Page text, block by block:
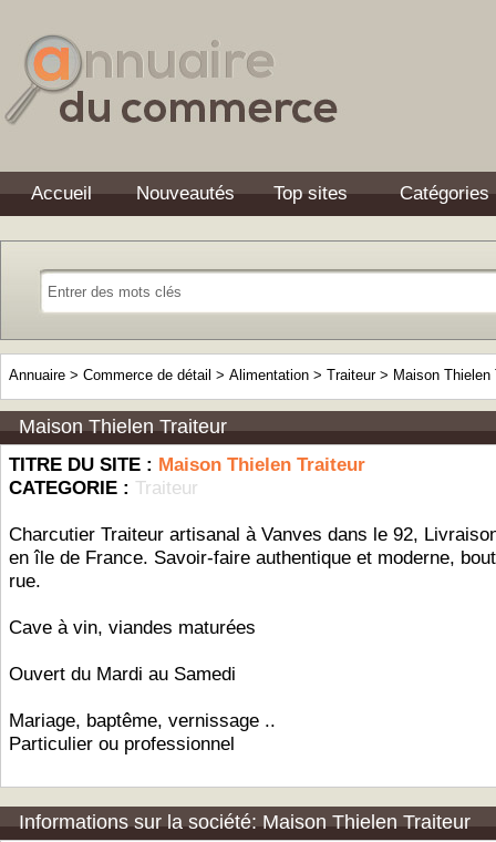
Accueil Nouveautés Top sites Catégories
Annuaire > Commerce de détail > Alimentation > Traiteur> Maison Thielen
Maison Thielen Traiteur
TITRE DU SITE : Maison Thielen Traiteur
CATEGORIE : Traiteur
Charcutier Traiteur artisanal à Vanves dans le 92,
en île de France. Savoir-faire authentique et moderne,
rue.
Cave à vin, viandes maturées
Ouvert du Mardi au Samedi
Mariage, baptême, vernissage ..
Particulier ou professionnel
Informations sur la société: Maison Thielen Traiteur